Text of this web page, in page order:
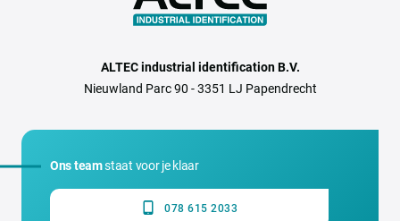
ALTEC industrial identification B.V.
Nieuwland Parc 90 - 3351 LJ Papendrecht
Ons teamstaat voor je klaar
078 615 2033